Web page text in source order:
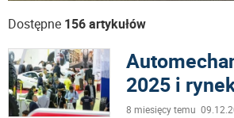
Dostępne 156 artykułów
2025 i
8 miesięcy temu